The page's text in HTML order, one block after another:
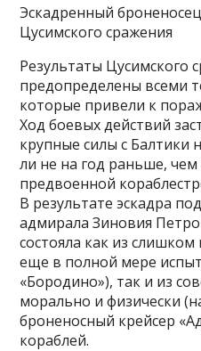
Эскадренный
Цусимского сражения
Результаты Цусимского
предопределены всеми
которые привели к
Ход боевых действий
крупные силы с Балтики
ли не на год раньше,
предвоенной
В результате эскадра
адмирала Зиновия
состояла как из
еще в полной мере
«Бородино»), так и из
морально и физически
броненосный крейсер
кораблей.